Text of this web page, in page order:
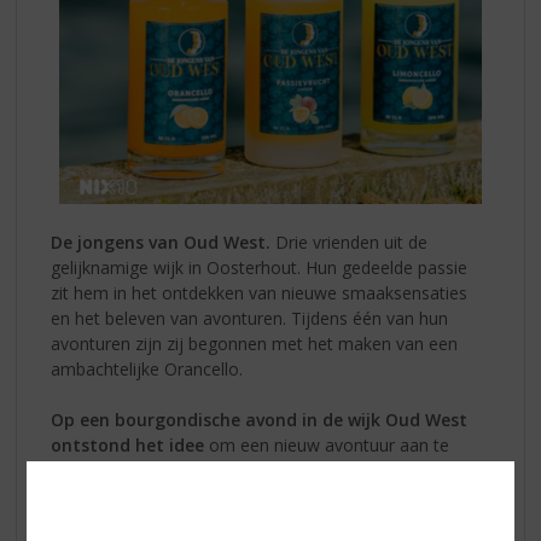
De jongens van Oud West. Drie vrienden uit de
gelijknamige wijk in Oosterhout. Hun gedeelde passie
zit hem in het ontdekken van nieuwe smaaksensaties
en het beleven van avonturen. Tijdens één van hun
avonturen zijn zij begonnen met het maken van een
ambachtelijke Orancello.
Op een bourgondische avond in de wijk Oud West
ontstond het idee om een nieuw avontuur aan te